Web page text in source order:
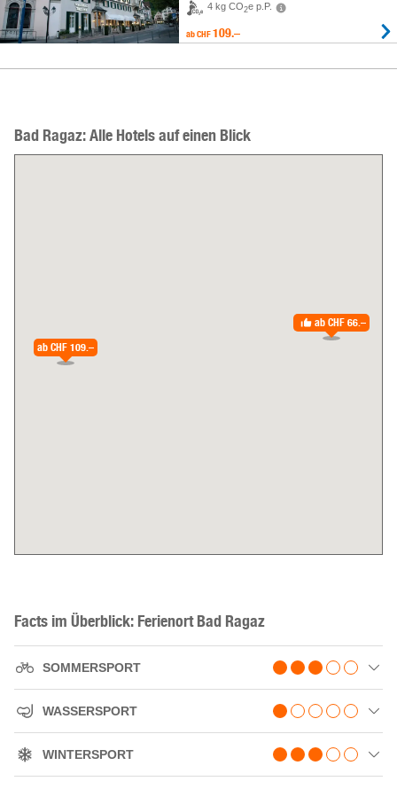
4 kg CO2e p.P.
ab CHF 109.–
Bad Ragaz: Alle Hotels auf einen Blick
ab CHF 66.–
ab CHF 109.–
Facts im Überblick: Ferienort Bad Ragaz
SOMMERSPORT
WASSERSPORT
WINTER​SPORT